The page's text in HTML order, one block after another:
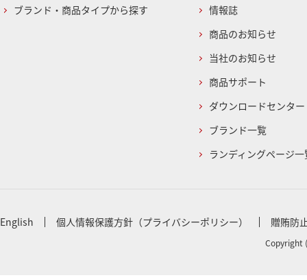
ブランド・商品タイプから探す
情報誌
商品のお知らせ
当社のお知らせ
商品サポート
ダウンロードセンター
ブランド一覧
ランディングページ一
English 個人情報保護方針（プライバシーポリシー） 贈賄防
Copyright